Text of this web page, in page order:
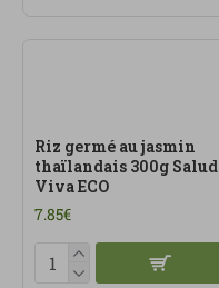
Riz germé au jasmin
thaïlandais 300g Salud
Viva ECO
7.85€